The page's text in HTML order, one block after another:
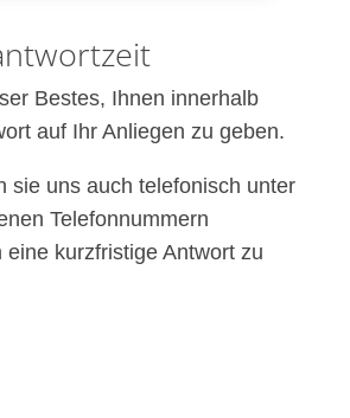
Bestes, Ihnen innerhalb
auf Ihr Anliegen zu geben.
sie uns auch telefonisch unter
Telefonnummern
eine kurzfristige Antwort zu